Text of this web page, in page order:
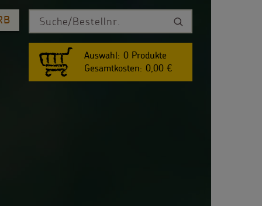
Auswahl: 0 Produkte
Gesamtkosten: 0,00 €